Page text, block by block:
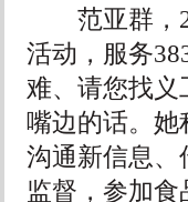
范亚群，
活动，服务
难、请您找义
嘴边的话。她
沟通新信息、
监督，参加